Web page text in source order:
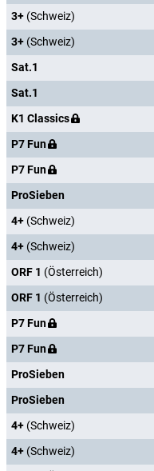
3+ (Schweiz)
3+ (Schweiz)
Sat.1
Sat.1
K1 Classics
P7 Fun
P7 Fun
ProSieben
4+ (Schweiz)
4+ (Schweiz)
ORF 1 (Österreich)
ORF 1 (Österreich)
P7 Fun
P7 Fun
ProSieben
ProSieben
4+ (Schweiz)
4+ (Schweiz)